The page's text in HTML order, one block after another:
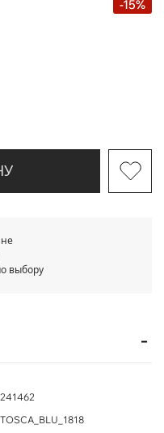
-15%
выбору
241462
TOSCA_BLU_1818